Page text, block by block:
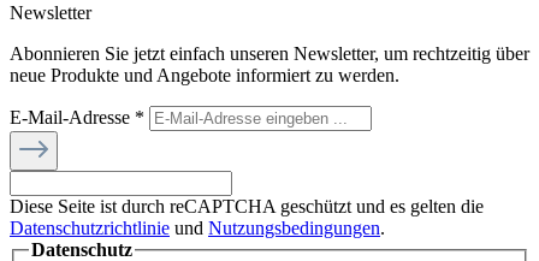
Newsletter
Abonnieren Sie jetzt einfach unseren Newsletter, um rechtzeitig über
neue Produkte und Angebote informiert zu werden.
E-Mail-Adresse *
Diese Seite ist durch reCAPTCHA geschützt und es gelten die
Datenschutzrichtlinie und Nutzungsbedingungen.
Datenschutz